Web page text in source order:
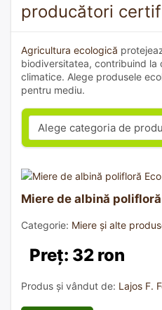
producători
Agricultura ecologică
biodiversitatea, contribuind la
climatice. Alege produsele
pentru mediu.
Miere de albină
Categorie: Miere și alte
Preț: 32 ron
Produs și vândut de: Lajos F.